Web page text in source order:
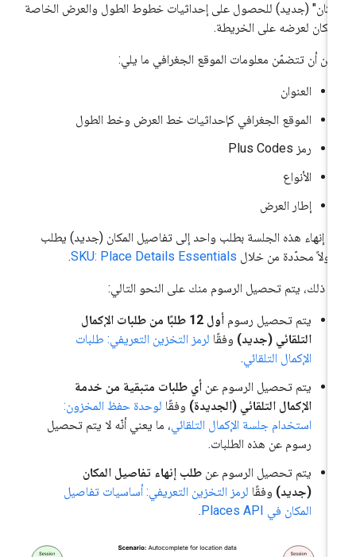
(جديد) للحصول على إحداثيات خطوط الطول والعرض الخاصة
لعرضه على الخريطة.
أن تتضمّن معلومات الموقع الجغرافي ما يلي:
العنوان
الموقع الجغرافي كإحداثيات خط العرض وخط الطول
رمز Plus Codes
الأنواع
إطار العرض
إنهاء هذه الجلسة بطلب واحد إلى تفاصيل المكان (جديد) يطلب
محدّدة من خلالSKU: Place Details Essentials
.
ذلك، يتم تحصيل الرسوم منك على النحو التالي:
يتم تحصيل رسوم
أول 12 طلبًا من طلبات الإكمال
التلقائي (جديد)وفقًالرمز التخزين التعريفي: طلبات
الإكمال التلقائي.
يتم تحصيل الرسوم عن أي طلبات متبقية من خدمة
الإكمال التلقائي (الجديدة)وفقًالوحدة حفظ المخزون:
استخدام جلسة الإكمال التلقائي، ما يعني أنّه لا يتم تحصيل
رسوم عن هذه الطلبات.
يتم تحصيل الرسوم عن طلب إنهاء تفاصيل المكان
(جديد)وفقًالرمز التخزين التعريفي: أساسيات تفاصيل
المكان في Places API
.